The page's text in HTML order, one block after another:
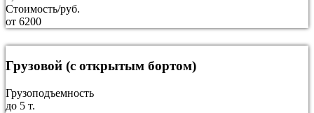
Стоимость/руб.
от 6200
Грузовой (с открытым бортом)
Грузоподъемность
до 5 т.